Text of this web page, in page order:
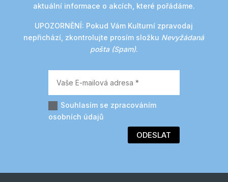
aktuální informace o akcích, které pořádáme.
UPOZORNĚNÍ: Pokud Vám Kulturní zpravodaj
nepřichází, zkontrolujte prosím složku Nevyžádaná
pošta (Spam).
Souhlasím se zpracováním
osobních údajů
ODESLAT